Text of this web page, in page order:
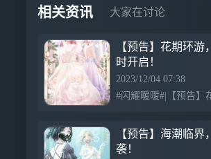
恢弘壮阔的大世界、
富有趣的社交玩法……
配拥有真实力量的全
相关资讯 大家在讨论
【预告】花期环
时开启！
2023/12/04 07:38
【预告】海潮临
袭！